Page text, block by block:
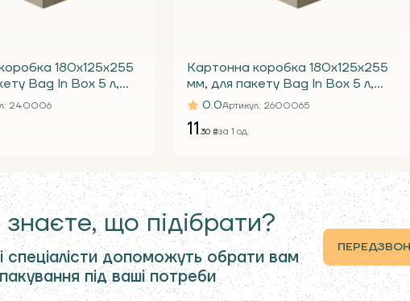
180х125х255
Bag In Box 5 л,
краник
: 240006
Картонна коробка 180х125х255
мм, для пакету Bag In Box 5 л,
бура Т23 С під краник
0.0Артикул: 2600065
11.30 ₴за 1 од.
що підібрати?
спеціалісти допоможуть обрати вам
під ваші потреби